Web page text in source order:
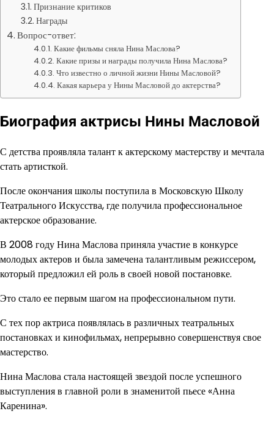
Признание критиков
Награды
Вопрос-ответ:
Какие фильмы сняла Нина Маслова?
Какие призы и награды получила Нина Маслова?
Что известно о личной жизни Нины Масловой?
Какая карьера у Нины Масловой до актерства?
Биография актрисы Нины Масловой
С детства проявляла талант к актерскому мастерству и мечтала
стать артисткой.
После окончания школы поступила в Московскую Школу
Театрального Искусства, где получила профессиональное
актерское образование.
В 2008 году Нина Маслова приняла участие в конкурсе
молодых актеров и была замечена талантливым режиссером,
который предложил ей роль в своей новой постановке.
Это стало ее первым шагом на профессиональном пути.
С тех пор актриса появлялась в различных театральных
постановках и кинофильмах, непрерывно совершенствуя свое
мастерство.
Нина Маслова стала настоящей звездой после успешного
выступления в главной роли в знаменитой пьесе «Анна
Каренина».